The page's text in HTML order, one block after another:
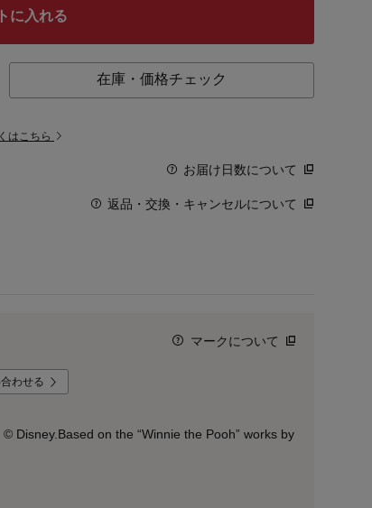
に入れる
在庫・価格チェック
はこちら
お届け日数について
返品・交換・キャンセルについて
マークについて
わせる
Disney.Based on the “Winnie the Pooh” works by